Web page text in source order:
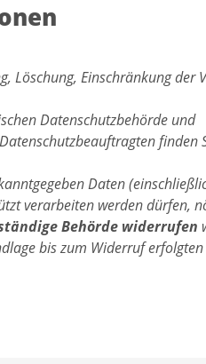
Löschung, Einschränkung der
Datenschutzbehörde und
finden
Daten
verarbeiten werden dürfen,
Behörde widerrufen
bis zum Widerruf